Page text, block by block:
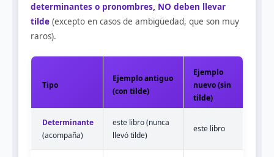
determinantes o pronombres, NO deben llevar
tilde (excepto en casos de ambigüedad, que son muy
raros).
Tipo
Ejemplo antiguo
(con tilde)
Ejemplo
nuevo (sin
tilde)
Determinante
(acompaña)
este libro (nunca
llevó tilde)
este libro